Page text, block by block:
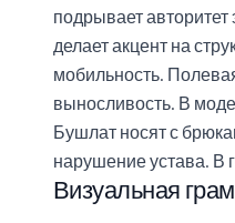
подрывает
делает акцент на
мобильность.
выносливость. В
Бушлат носят с
нарушение устава. В
Визуальная